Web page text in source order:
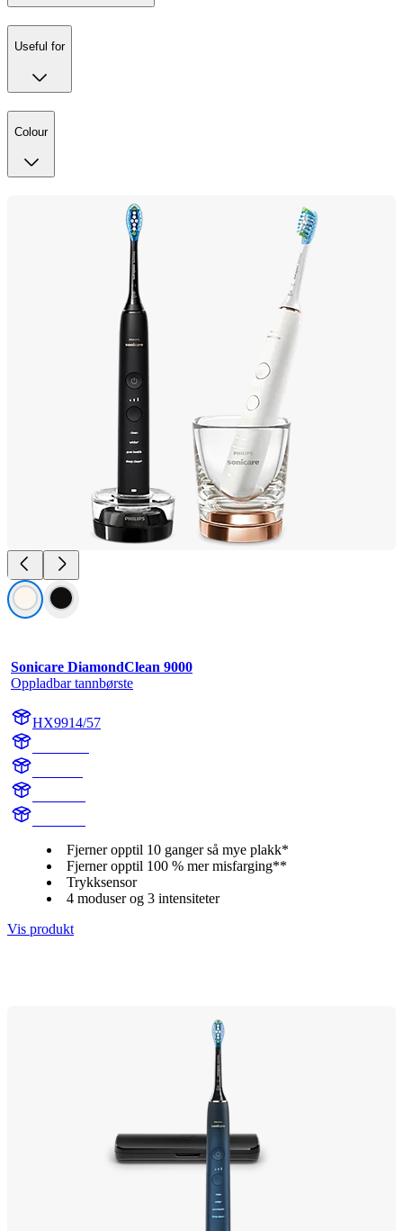
Useful for
Colour
Sonicare DiamondClean 9000
Oppladbar tannbørste
HX9914/57
Fjerner opptil 10 ganger så mye plakk*
Fjerner opptil 100 % mer misfarging**
Trykksensor
4 moduser og 3 intensiteter
Vis produkt